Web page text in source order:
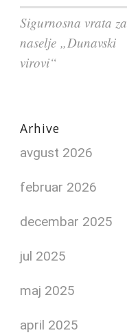
Sigurnosna vrata za
naselje „Dunavski
virovi“
Arhive
avgust 2026
februar 2026
decembar 2025
jul 2025
maj 2025
april 2025